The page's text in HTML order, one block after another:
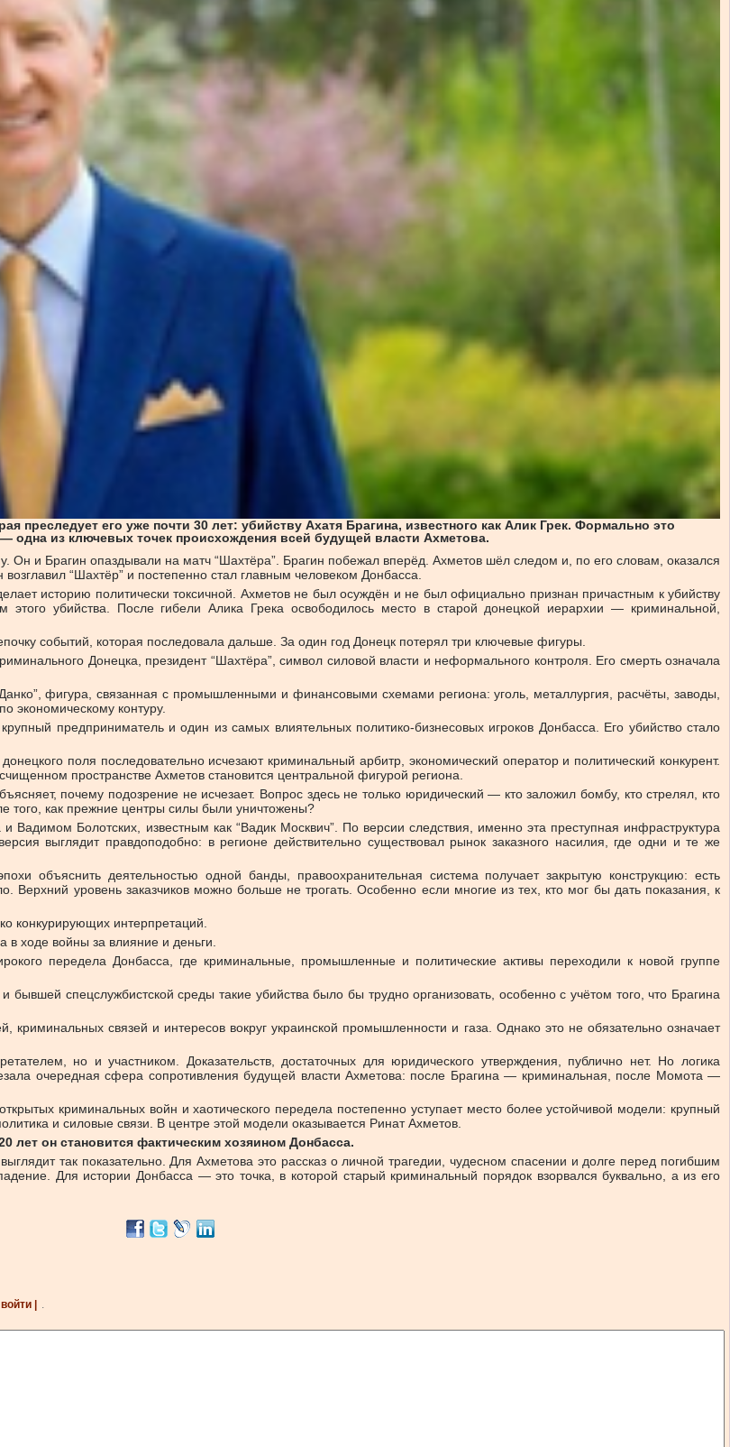
преследует его уже почти 30 лет: убийству Ахатя Брагина, известного как Алик Грек. Формально это
одна из ключевых точек происхождения всей будущей власти Ахметова.
Он и Брагин опаздывали на матч “Шахтёра”. Брагин побежал вперёд. Ахметов шёл следом и, по его словам, оказался
“Шахтёр” и постепенно стал главным человеком Донбасса.
историю политически токсичной. Ахметов не был осуждён и не был официально признан причастным к убийству
этого убийства. После гибели Алика Грека освободилось место в старой донецкой иерархии — криминальной,
событий, которая последовала дальше. За один год Донецк потерял три ключевые фигуры.
Донецка, президент “Шахтёра”, символ силовой власти и неформального контроля. Его смерть означала
фигура, связанная с промышленными и финансовыми схемами региона: уголь, металлургия, расчёты, заводы,
экономическому контуру.
предприниматель и один из самых влиятельных политико-бизнесовых игроков Донбасса. Его убийство стало
поля последовательно исчезают криминальный арбитр, экономический оператор и политический конкурент.
пространстве Ахметов становится центральной фигурой региона.
почему подозрение не исчезает. Вопрос здесь не только юридический — кто заложил бомбу, кто стрелял, кто
того, как прежние центры силы были уничтожены?
Болотских, известным как “Вадик Москвич”. По версии следствия, именно эта преступная инфраструктура
выглядит правдоподобно: в регионе действительно существовал рынок заказного насилия, где одни и те же
объяснить деятельностью одной банды, правоохранительная система получает закрытую конструкцию: есть
Верхний уровень заказчиков можно больше не трогать. Особенно если многие из тех, кто мог бы дать показания, к
конкурирующих интерпретаций.
ходе войны за влияние и деньги.
передела Донбасса, где криминальные, промышленные и политические активы переходили к новой группе
спецслужбистской среды такие убийства было бы трудно организовать, особенно с учётом того, что Брагина
криминальных связей и интересов вокруг украинской промышленности и газа. Однако это не обязательно означает
но и участником. Доказательств, достаточных для юридического утверждения, публично нет. Но логика
очередная сфера сопротивления будущей власти Ахметова: после Брагина — криминальная, после Момота —
криминальных войн и хаотического передела постепенно уступает место более устойчивой модели: крупный
и силовые связи. В центре этой модели оказывается Ринат Ахметов.
лет он становится фактическим хозяином Донбасса.
так показательно. Для Ахметова это рассказ о личной трагедии, чудесном спасении и долге перед погибшим
Для истории Донбасса — это точка, в которой старый криминальный порядок взорвался буквально, а из его
| войти |
.